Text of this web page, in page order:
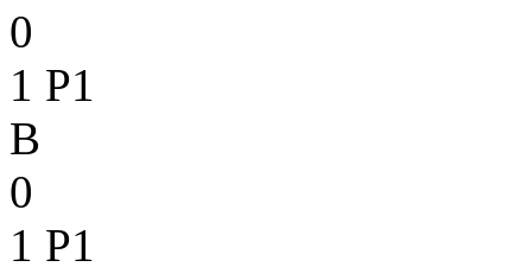
0
1 P1
B
0
1 P1